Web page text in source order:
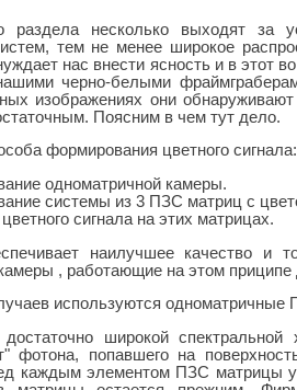
раздела несколько выходят за
тем не менее широкое
нас внести ясность и в этот
черно-белыми
изображениях они
Поясним в чем тут дело.
формирования цветного сигнала:
одноматричной камеры.
системы из 3 ПЗС матриц с
сигнала на этих матрицах.
наилучшее качество и
, работающие на этом приципе
используются
достаточно широкой
фотона, попавшего на
каждым элементом ПЗС матрицы